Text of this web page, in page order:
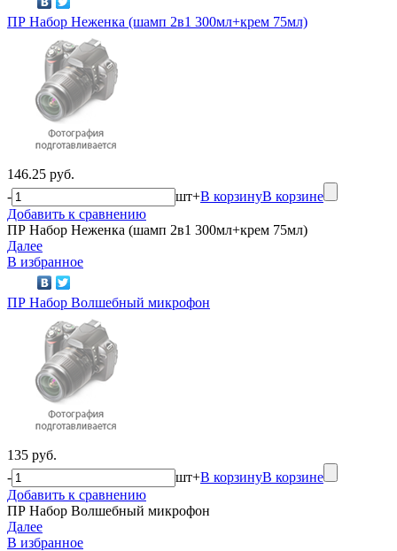
ПР Набор Неженка (шамп 2в1 300мл+крем 75мл)
146.25 руб.
-
шт+В корзинуВ корзине
Добавить к сравнению
ПР Набор Неженка (шамп 2в1 300мл+крем 75мл)
Далее
В избранное
ПР Набор Волшебный микрофон
135 руб.
-
шт+В корзинуВ корзине
Добавить к сравнению
ПР Набор Волшебный микрофон
Далее
В избранное